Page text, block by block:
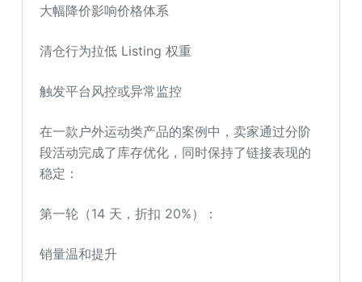
大幅降价影响价格体系
清仓行为拉低 Listing 权重
触发平台风控或异常监控
在一款户外运动类产品的案例中，卖家通过分阶
段活动完成了库存优化，同时保持了链接表现的
稳定：
第一轮（14 天，折扣 20%）：
销量温和提升